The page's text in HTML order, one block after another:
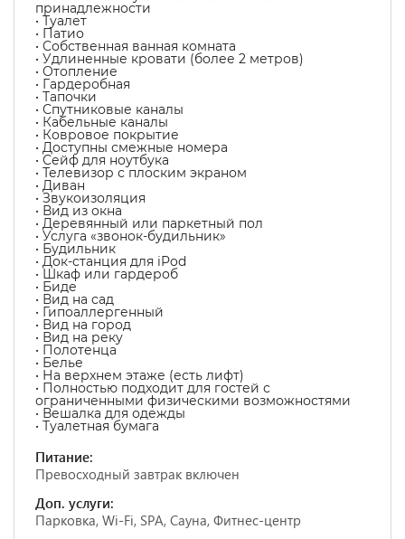
принадлежности
• Туалет
• Патио
• Собственная ванная комната
• Удлиненные кровати (более 2 метров)
• Отопление
• Гардеробная
• Тапочки
• Спутниковые каналы
• Кабельные каналы
• Ковровое покрытие
• Доступны смежные номера
• Сейф для ноутбука
• Телевизор с плоским экраном
• Диван
• Звукоизоляция
• Вид из окна
• Деревянный или паркетный пол
• Услуга «звонок-будильник»
• Будильник
• Док-станция для iPod
• Шкаф или гардероб
• Биде
• Вид на сад
• Гипоаллергенный
• Вид на город
• Вид на реку
• Полотенца
• Белье
• На верхнем этаже (есть лифт)
• Полностью подходит для гостей с
ограниченными физическими возможностями
• Вешалка для одежды
• Туалетная бумага
Питание:
Превосходный завтрак включен
Доп. услуги:
Парковка, Wi-Fi, SPA, Сауна, Фитнес-центр